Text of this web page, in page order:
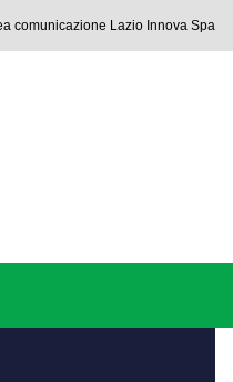
comunicazione Lazio Innova Spa